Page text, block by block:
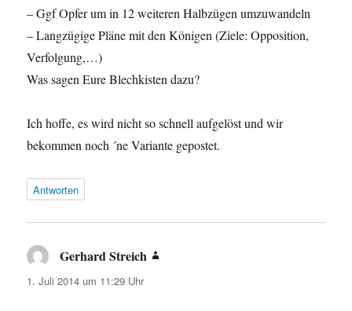
– Ggf Opfer um in 12 weiteren Halbzügen umzuwandeln
– Langzügige Pläne mit den Königen (Ziele: Opposition,
Verfolgung,…)
Was sagen Eure Blechkisten dazu?
Ich hoffe, es wird nicht so schnell aufgelöst und wir
bekommen noch ´ne Variante gepostet.
Antworten
Gerhard Streich
1. Juli 2014 um 11:29 Uhr